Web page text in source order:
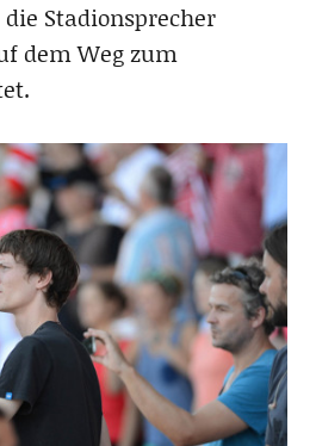
Stadionsprecher
dem Weg zum